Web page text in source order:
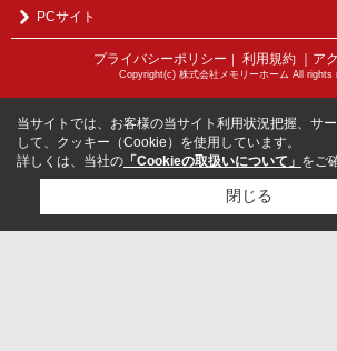
PCサイト
プライバシーポリシー 利用規約 ｜ア
Copyright(c) 株式会社メモリーホーム All rights
当サイトでは、お客様の当サイト利用状況把握、サ
して、クッキー（Cookie）を使用しています。
詳しくは、当社の 「Cookieの取扱いについて」 をご
閉じる